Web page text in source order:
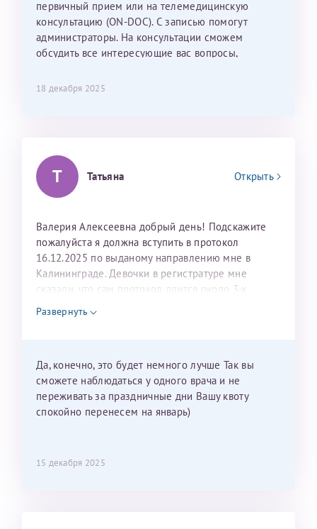
С ней общение было, как с давней знакомой, очень
лёгкое и простое. Вообще в данной клинике весь
персонал очень вежливый и чуткий, прям приятно
находиться. Мы собираемся туда ещё за вторым
сомнений.
Репродуктологи
26 июля 2026
первичный прием или на телемедицинскую
консультацию (ON-DOC). С записью помогут
администраторы. На консультации сможем
обсудить все интересующие вас вопросы,
18 декабря 2025
Т Татьяна Открыть
Валерия Алексеевна добрый день! Подскажите
пожалуйста я должна вступить в протокол
16.12.2025 по выданому направлению мне в
Калининграде. Девочки в регистратуре мне
сказали, что сам протокол длится около 3-х
недель и 3 недели я должна находится в Питере.
Можно мне новый год провести в Калининграде и
Развернуть
Да, конечно, это будет немного лучше Так вы
сможете наблюдаться у одного врача и не
переживать за праздничные дни Вашу квоту
спокойно перенесем на январь)
15 декабря 2025